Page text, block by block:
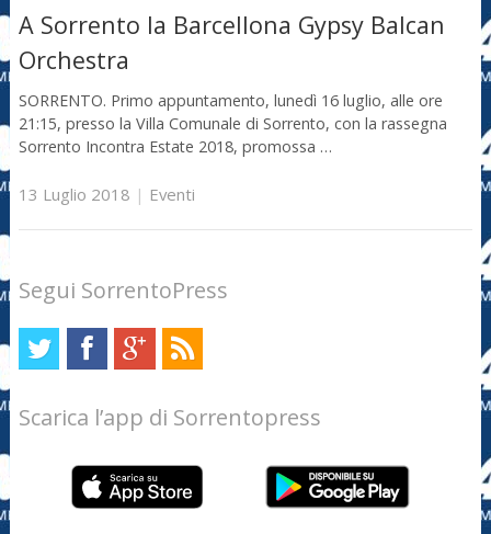
A Sorrento la Barcellona Gypsy Balcan
Orchestra
SORRENTO. Primo appuntamento, lunedì 16 luglio, alle ore
21:15, presso la Villa Comunale di Sorrento, con la rassegna
Sorrento Incontra Estate 2018, promossa …
13 Luglio 2018 | Eventi
Segui SorrentoPress
Scarica l’app di Sorrentopress